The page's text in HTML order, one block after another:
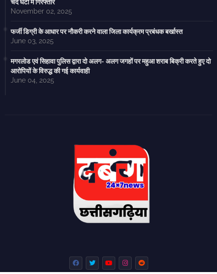
चंद घंटों में गिरफ्तार
November 02, 2025
फर्जी डिग्री के आधार पर नौकरी करने वाला जिला कार्यक्रम प्रबंधक बर्खास्त
June 03, 2025
मगरलोड एवं सिहावा पुलिस द्वारा दो अलग- अलग जगहों पर महुआ शराब बिक्री करते हुए दो
आरोपियों के विरुद्ध की गई कार्यवाही
June 04, 2025